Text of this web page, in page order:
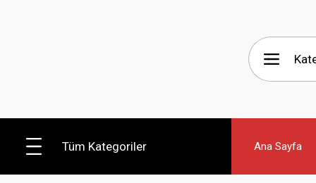
Tüm Kategoriler Ana Sayfa